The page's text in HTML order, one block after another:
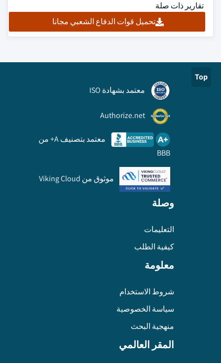
تقارير ذات صلة
تحميل قوات الدفاع الشعبي مجانا
Top
معتمد بشهادة ISO
Authorize.net
معتمد بتصنيف A+ من
BBB
موثوق من Viking Cloud
وصلة
التعليمات
كيفية الطلب
معلومة
شروط الاستخدام
سياسة الخصوصية
منهجية البحث
المقر العالمي